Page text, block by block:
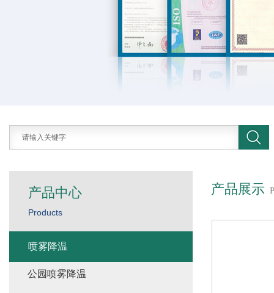
产品展示
产品中心
Products
喷雾降温
公园喷雾降温